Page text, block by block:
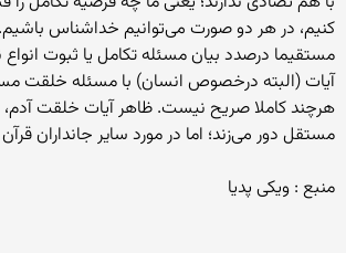
کنیم، در هر دو صورت می‌توانیم خداشناس
مستقیما درصدد بیان مسئله تکامل یا ثبوت
آیات (البته درخصوص انسان) با مسئله خلقت
هرچند کاملا صریح نیست. ظاهر آیات خلقت
مستقل دور می‌زند؛ اما در مورد سایر جانداران
منبع : ویکی پدیا